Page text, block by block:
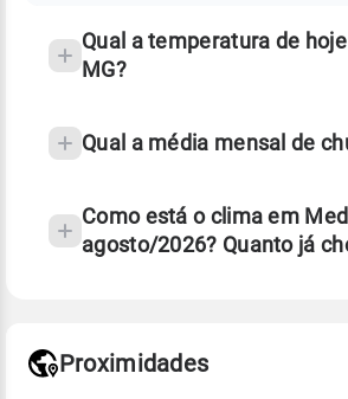
Qual a temperatura de
MG?
Qual a média mensal de
Como está o clima em
agosto/2026? Quanto já
Proximidades